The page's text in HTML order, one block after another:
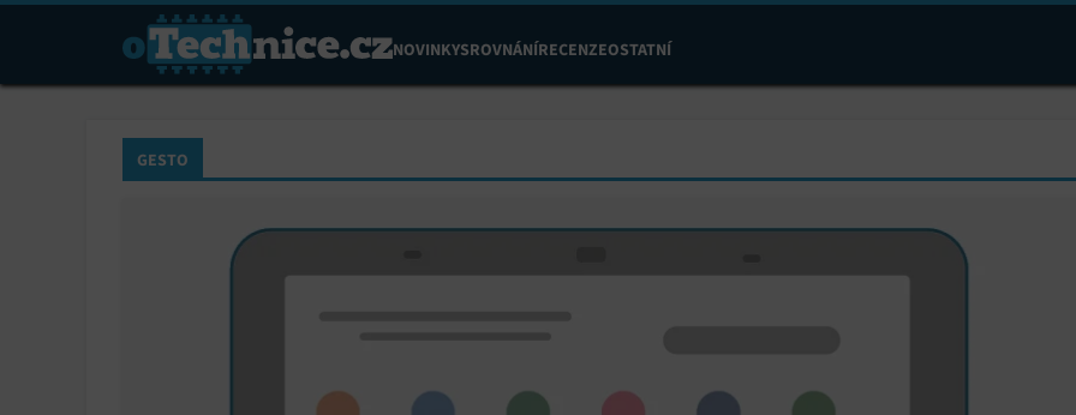
NOVINKYSROVNÁNÍRECENZEOSTATNÍ
GESTO